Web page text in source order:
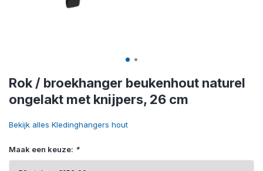
Rok / broekhanger beukenhout naturel
ongelakt met knijpers, 26 cm
Bekijk alles Kledinghangers hout
Maak een keuze: *